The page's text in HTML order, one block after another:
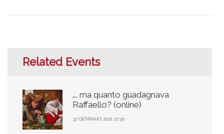
Related Events
…. ma quanto guadagnava
Raffaello? (online)
31 GENNAIO 2021 17:30